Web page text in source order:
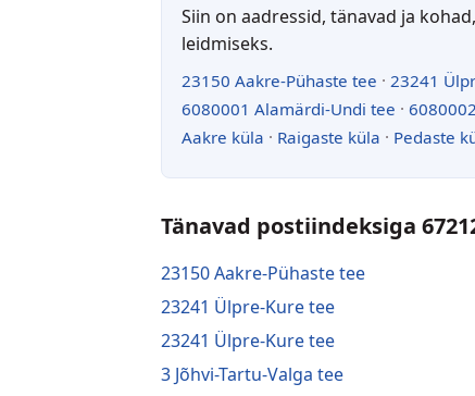
Siin on aadressid, tänavad ja
leidmiseks.
23150 Aakre-Pühaste tee · 23241
6080001 Alamärdi-Undi tee ·
Aakre küla · Raigaste küla · Pedaste
Tänavad postiindeksiga
23150 Aakre-Pühaste tee
23241 Ülpre-Kure tee
23241 Ülpre-Kure tee
3 Jõhvi-Tartu-Valga tee